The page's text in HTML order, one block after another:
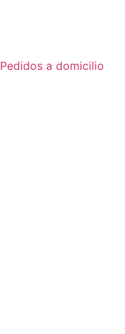
Pedidos a domicilio